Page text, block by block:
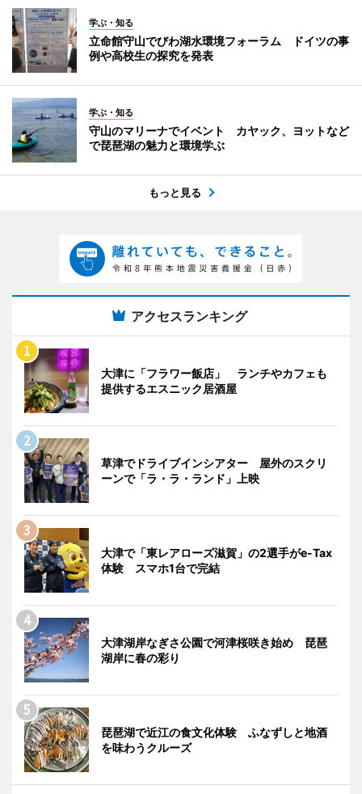
学ぶ・知る
立命館守山でびわ湖水環境フォーラム ドイツの事
例や高校生の探究を発表
学ぶ・知る
守山のマリーナでイベント カヤック、ヨットなど
で琵琶湖の魅力と環境学ぶ
もっと見る
アクセスランキング
大津に「フラワー飯店」 ランチやカフェも
提供するエスニック居酒屋
草津でドライブインシアター 屋外のスクリ
ーンで「ラ・ラ・ランド」上映
大津で「東レアローズ滋賀」の2選手がe-Tax
体験 スマホ1台で完結
大津湖岸なぎさ公園で河津桜咲き始め 琵琶
湖岸に春の彩り
琵琶湖で近江の食文化体験 ふなずしと地酒
を味わうクルーズ